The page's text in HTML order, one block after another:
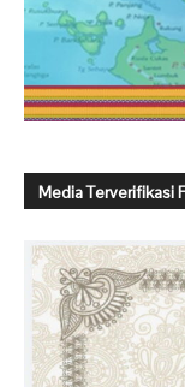
Media Terverifikasi